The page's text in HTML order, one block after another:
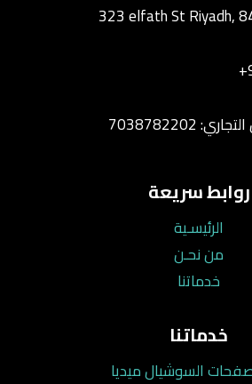
323 elfath St Riyadh,
7038782202
روابط سريعة
الرئيسـية
من نحـن
خدماتنا
خدماتنا
صفحات السوشيال ميديا